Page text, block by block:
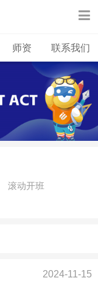
师资 联系我们
滚动开班
2024-11-15